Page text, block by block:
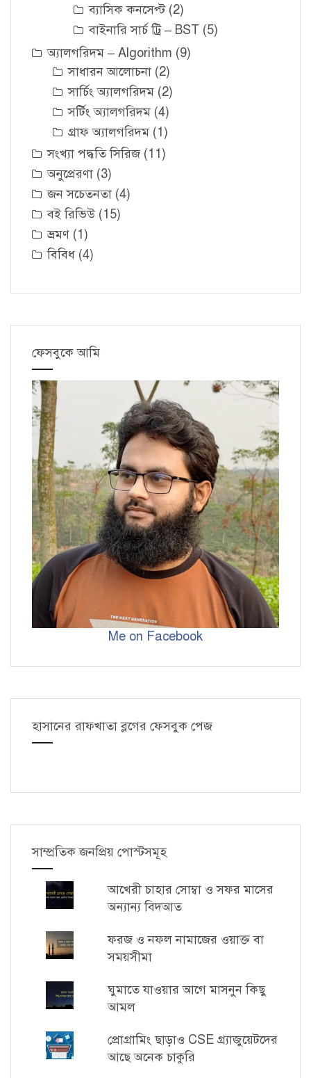
ব্যাসিক কনসেপ্ট(2)
বাইনারি সার্চ ট্রি – BST (5)
অ্যালগরিদম – Algorithm (9)
সাধারন আলোচনা (2)
সার্চিং অ্যালগরিদম (2)
সর্টিং অ্যালগরিদম (4)
গ্রাফ অ্যালগরিদম (1)
সংখ্যা পদ্ধতি সিরিজ (11)
অনুপ্রেরণা (3)
জন সচেতনতা (4)
বই রিভিউ (15)
ভ্রমণ (1)
বিবিধ (4)
ফেসবুকে আমি
Me on Facebook
হাসানের রাফখাতা ব্লগের ফেসবুক পেজ
সাম্প্রতিক জনপ্রিয় পোস্টসমূহ
আখেরী চাহার সোম্বা ও সফর মাসের
অন্যান্য বিদআত
ফরজ ও নফল নামাজের ওয়াক্ত বা
সময়সীমা
ঘুমাতে যাওয়ার আগে মাসনুন কিছু
আমল
প্রোগ্রামিং ছাড়াও CSE গ্র্যাজুয়েটদের
আছে অনেক চাকুরি